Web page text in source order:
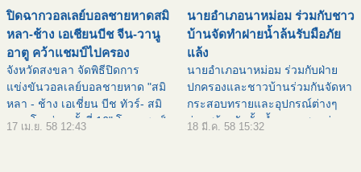
Camp on Tour ณ หอประช
ปิดฉากวอลเลย์บอลชายหาดสมิ
หลา-ช้าง เอเชียนบีช จีน-วานู
อาตู คว้าแชมป์ไปครอง
จังหวัดสงขลา จัดพิธีปิดการ
แข่งขันวอลเลย์บอลชายหาด "สมิ
หลา - ช้าง เอเชี่ยน บีช ทัวร์- สมิ
หลา โอเพ่น ครั้งที่ 16" โดยแชมป์
17 เม.ย. 58 12:43
นายอำเภอนาหม่อม ร่วมกับชาว
บ้านจัดทำฝายน้ำล้นรับมือภัย
แล้ง
นายอำเภอนาหม่อม ร่วมกับฝ่าย
ปกครองและชาวบ้านร่วมกันจัดหา
กระสอบทรายและอุปกรณ์ต่างๆ
ร่วมสร้างคันกั้นน้ำคลองสายต่างๆ
18 มี.ค. 58 15:32